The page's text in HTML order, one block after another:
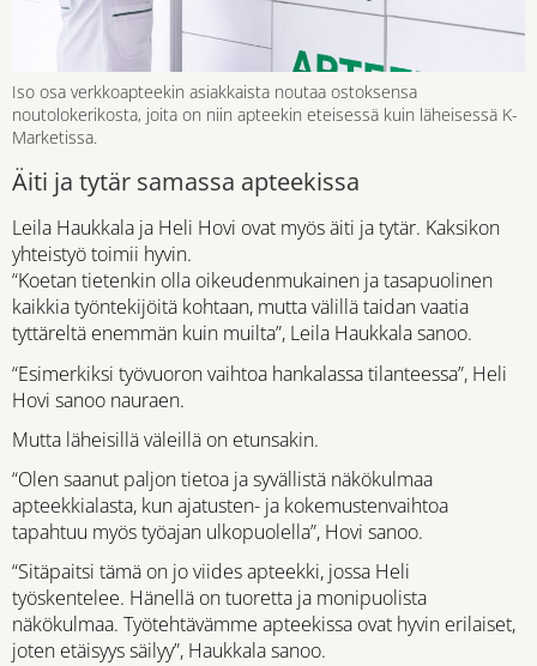
Iso osa verkkoapteekin asiakkaista noutaa ostoksensa
noutolokerikosta, joita on niin apteekin eteisessä kuin läheisessä K-
Marketissa.
Äiti ja tytär samassa apteekissa
Leila Haukkala ja Heli Hovi ovat myös äiti ja tytär. Kaksikon
yhteistyö toimii hyvin.
“Koetan tietenkin olla oikeudenmukainen ja tasapuolinen
kaikkia työntekijöitä kohtaan, mutta välillä taidan vaatia
tyttäreltä enemmän kuin muilta”, Leila Haukkala sanoo.
“Esimerkiksi työvuoron vaihtoa hankalassa tilanteessa”, Heli
Hovi sanoo nauraen.
Mutta läheisillä väleillä on etunsakin.
“Olen saanut paljon tietoa ja syvällistä näkökulmaa
apteekkialasta, kun ajatusten- ja kokemustenvaihtoa
tapahtuu myös työajan ulkopuolella”, Hovi sanoo.
“Sitäpaitsi tämä on jo viides apteekki, jossa Heli
työskentelee. Hänellä on tuoretta ja monipuolista
näkökulmaa. Työtehtävämme apteekissa ovat hyvin erilaiset,
joten etäisyys säilyy”, Haukkala sanoo.